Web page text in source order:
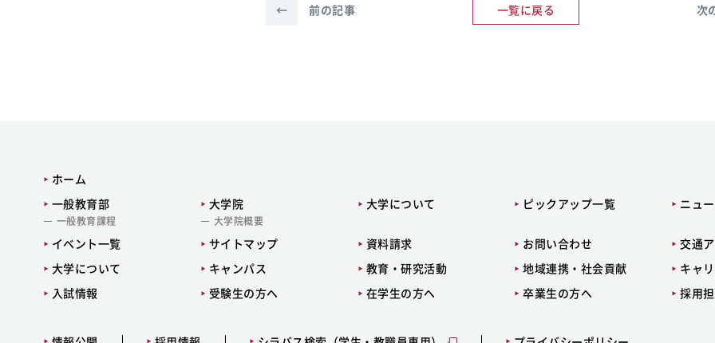
← 前の記事 一覧に戻る 次
ホーム
一般教育部
一般教育課程
大学院
大学院概要
大学について ピックアップ一覧 ニュ
イベント一覧 サイトマップ 資料請求 お問い合わせ
交通
大学について
キャンパス 教育・研究活動 地域連携・社会貢献
キャ
入試情報
受験生の方へ 在学生の方へ 卒業生の方へ 採用